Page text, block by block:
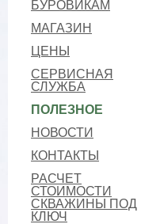
БУРОВИКАМ
МАГАЗИН
ЦЕНЫ
СЕРВИСНАЯ
СЛУЖБА
ПОЛЕЗНОЕ
НОВОСТИ
КОНТАКТЫ
РАСЧЕТ
СТОИМОСТИ
СКВАЖИНЫ ПОД
КЛЮЧ